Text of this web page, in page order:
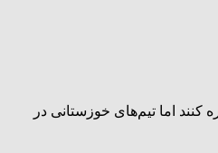
اما تیم‌های خوزستانی در